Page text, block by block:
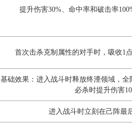
提升伤害30%、命中率和破击率
首次击杀克制属性的对手时，吸收1
基础效果：进入战斗时释放终湮领域，
必杀时提升伤害
进入战斗时立刻在己阵最